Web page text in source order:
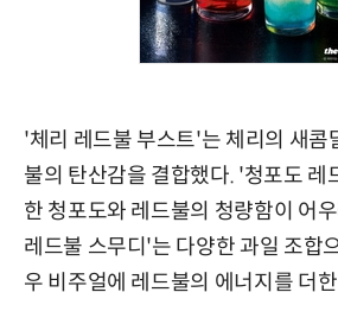
'체리 레드불 부스트'는 체리의 새콤
불의 탄산감을 결합했다. '청포도 레
한 청포도와 레드불의 청량함이 어
레드불 스무디'는 다양한 과일 조합
우 비주얼에 레드불의 에너지를 더